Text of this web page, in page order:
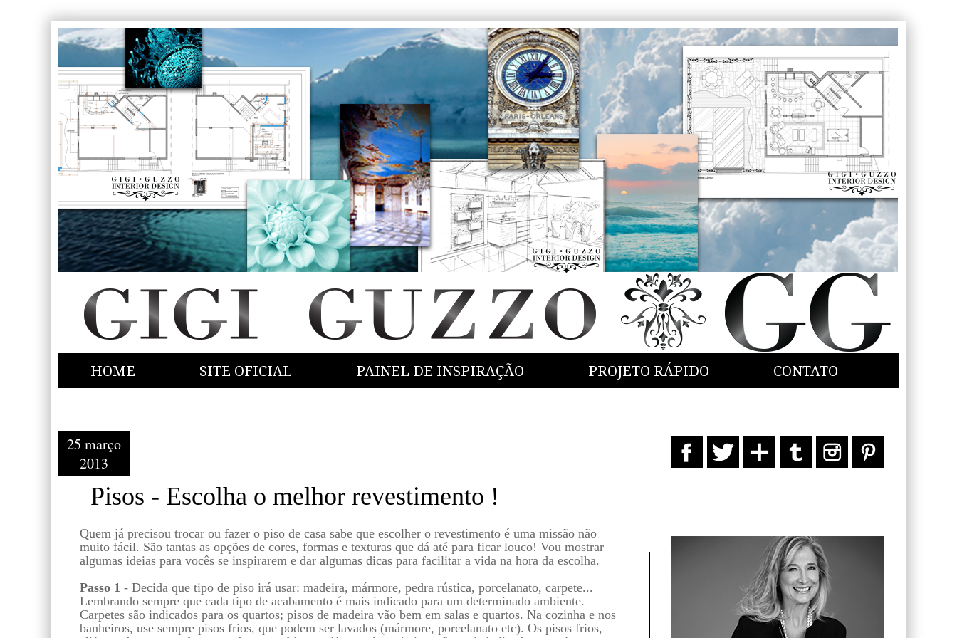
HOME SITE OFICIAL PAINEL DE INSPIRAÇÃO PROJETO RÁPIDO CONTATO
25 março
2013
Pisos - Escolha o melhor revestimento !
Quem já precisou trocar ou fazer o piso de casa sabe que escolher o revestimento é uma missão não
muito fácil. São tantas as opções de cores, formas e texturas que dá até para ficar louco! Vou mostrar
algumas ideias para vocês se inspirarem e dar algumas dicas para facilitar a vida na hora da escolha.
Passo 1 - Decida que tipo de piso irá usar: madeira, mármore, pedra rústica, porcelanato, carpete...
Lembrando sempre que cada tipo de acabamento é mais indicado para um determinado ambiente.
Carpetes são indicados para os quartos; pisos de madeira vão bem em salas e quartos. Na cozinha e nos
banheiros, use sempre pisos frios, que podem ser lavados (mármore, porcelanato etc). Os pisos frios,